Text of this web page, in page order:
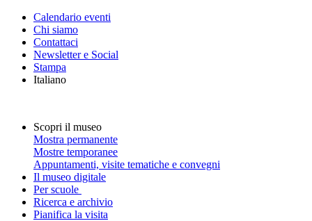
Calendario eventi
Chi siamo
Contattaci
Newsletter e Social
Stampa
Italiano
Scopri il museo
Mostra permanente
Mostre temporanee
Appuntamenti, visite tematiche e convegni
Il museo digitale
Per scuole
Ricerca e archivio
Pianifica la visita